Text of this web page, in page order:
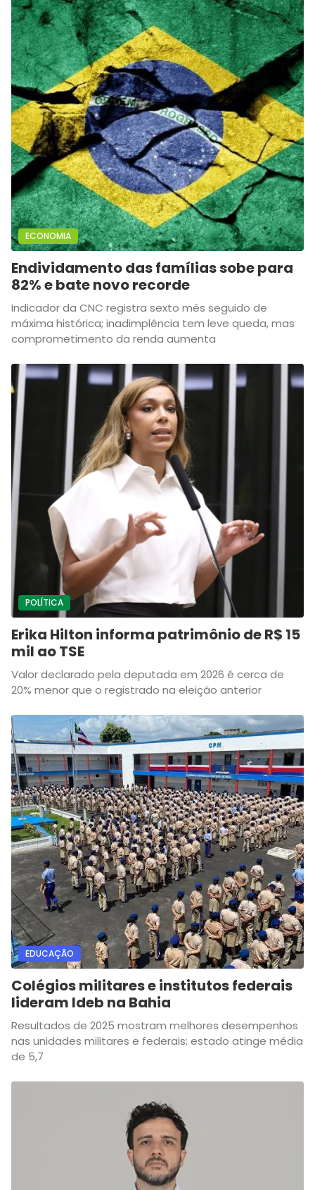
ECONOMIA
Endividamento das famílias sobe para
82% e bate novo recorde
Indicador da CNC registra sexto mês seguido de
máxima histórica; inadimplência tem leve queda, mas
comprometimento da renda aumenta
POLÍTICA
Erika Hilton informa patrimônio de R$ 15
mil ao TSE
Valor declarado pela deputada em 2026 é cerca de
20% menor que o registrado na eleição anterior
EDUCAÇÃO
Colégios militares e institutos federais
lideram Ideb na Bahia
Resultados de 2025 mostram melhores desempenhos
nas unidades militares e federais; estado atinge média
de 5,7